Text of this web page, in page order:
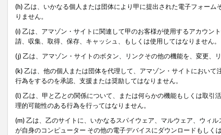
(h) 乙は、いかなる個人または団体により甲に提出された電子フォー
りません。
(i) 乙は、アマゾン・サイトに関連して甲のお客様が使用するアカウン
請、収集、取得、保存、キャッシュ、もしくは使用してはなりません。
(j) 乙は、アマゾン・サイトのボタン、リンクその他の機能を、変更、
(k) 乙は、他の個人または団体を代理して、アマゾン・サイトにおい
行為をするのを承認、支援または奨励してはなりません。
(l) 乙は、甲と乙との関係について、または何らかの機能もしくは取
理的可能性のある行為を行ってはなりません。
(m) 乙は、乙のサイトに、いかなるスパイウェア、マルウェア、ウィ
が自身のコンピューター その他の電子デバイスにダウンロードもし